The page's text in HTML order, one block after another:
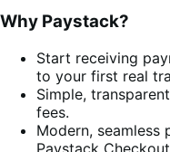
Why Paystack?
Start receiving
to your first real
Simple,
fees.
Modern, seamless
Paystack